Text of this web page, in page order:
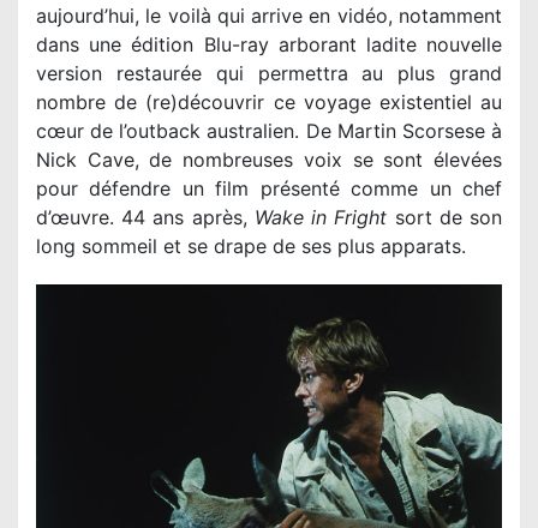
aujourd’hui, le voilà qui arrive en vidéo, notamment
dans une édition Blu-ray arborant ladite nouvelle
version restaurée qui permettra au plus grand
nombre de (re)découvrir ce voyage existentiel au
cœur de l’outback australien. De Martin Scorsese à
Nick Cave, de nombreuses voix se sont élevées
pour défendre un film présenté comme un chef
d’œuvre. 44 ans après, Wake in Fright sort de son
long sommeil et se drape de ses plus apparats.